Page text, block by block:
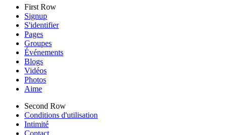
First Row
Signup
S'identifier
Pages
Groupes
Événements
Blogs
Vidéos
Photos
Aime
Second Row
Conditions d'utilisation
Intimité